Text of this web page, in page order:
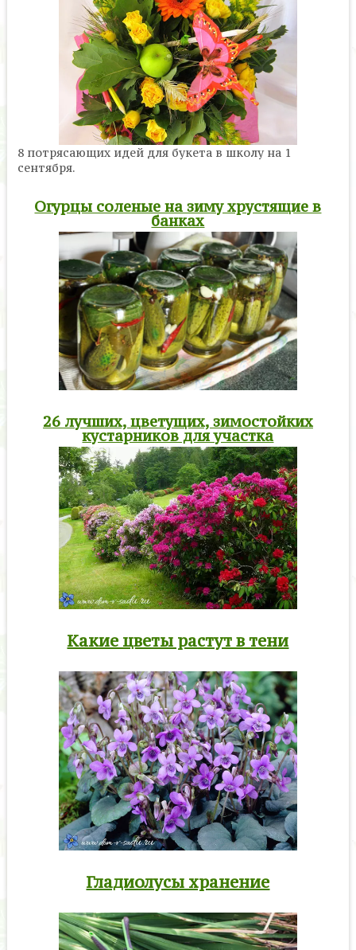
8 потрясающих идей для букета в школу на 1
сентября.
Огурцы соленые на зиму хрустящие в
банках
26 лучших, цветущих, зимостойких
кустарников для участка
Какие цветы растут в тени
Гладиолусы хранение